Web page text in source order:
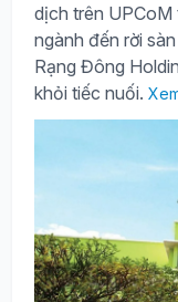
dịch trên
ngành đến rời
Rạng Đông
khỏi tiếc nuối.